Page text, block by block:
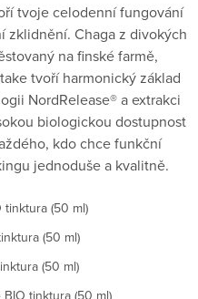
tvoje celodenní fungování
zklidnění. Chaga z divokých
na finské farmě,
tvoří harmonický základ
NordRelease® a extrakci
biologickou dostupnost
kdo chce funkční
jednoduše a kvalitně.
tinktura (50 ml)
(50 ml)
(50 ml)
tinktura (50 ml)